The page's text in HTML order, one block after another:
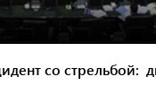
со стрельбой: